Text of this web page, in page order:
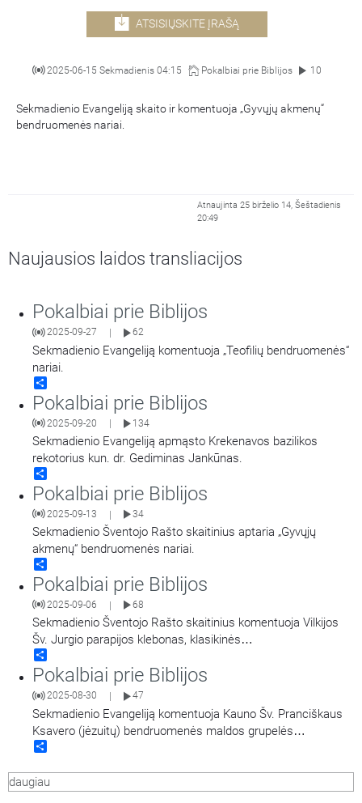
ATSISIŲSKITE ĮRAŠĄ
2025-06-15 Sekmadienis 04:15 Pokalbiai prie Biblijos 10
Sekmadienio Evangeliją skaito ir komentuoja „Gyvųjų akmenų“
bendruomenės nariai.
Atnaujinta 25 birželio 14, Šeštadienis
20:49
Naujausios laidos transliacijos
Pokalbiai prie Biblijos
2025-09-27 62
Sekmadienio Evangeliją komentuoja „Teofilių bendruomenės“
nariai.
Pokalbiai prie Biblijos
2025-09-20 134
Sekmadienio Evangeliją apmąsto Krekenavos bazilikos
rekotorius kun. dr. Gediminas Jankūnas.
Pokalbiai prie Biblijos
2025-09-13 | 34
Sekmadienio Šventojo Rašto skaitinius aptaria „Gyvųjų
akmenų“ bendruomenės nariai.
Pokalbiai prie Biblijos
2025-09-06 | 68
Sekmadienio Šventojo Rašto skaitinius komentuoja Vilkijos
Šv. Jurgio parapijos klebonas, klasikinės
filologijos magistras Šventojo Rašto lic. kun.
Linas Šipavičius. Kalbina Mantvydas Prekevičius.
Pokalbiai prie Biblijos
2025-08-30 47
Sekmadienio Evangeliją komentuoja Kauno Šv. Pranciškaus
Ksavero (jėzuitų) bendruomenės maldos grupelės
„Vynmedžio šakelė“ nariai.
daugiau